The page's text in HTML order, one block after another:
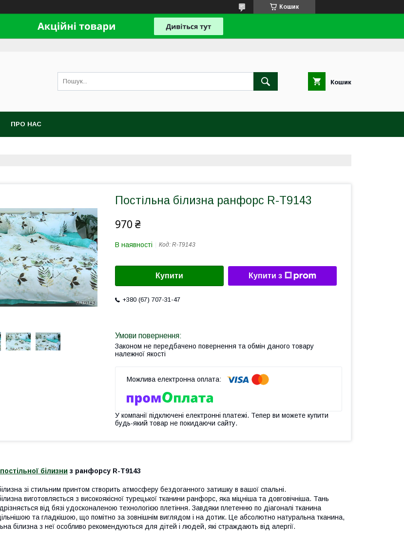
Кошик
Кошик
ПРО НАС
Постільна білизна ранфорс R-T9143
970 ₴
В наявності Код: R-T9143
Купити Купити з
+380 (67) 707-31-47
Законом не передбачено повернення та обмін даного товару
належної якості
У компанії підключені електронні платежі. Тепер ви можете купити
будь-який товар не покидаючи сайту.
білизни з ранфорсу R-T9143
зі стильним принтом створить атмосферу бездоганного затишку в вашої спальні.
виготовляється з високоякісної турецької тканини ранфорс, яка міцніша та довговічніша. Тань
від бязі удосконаленою технологією плетіння. Завдяки плетенню по діагоналі тканина
та гладкішою, що помітно за зовнішнім виглядом і на дотик. Це абсолютно натуральна тканина,
білизна з неї особливо рекомендуються для дітей і людей, які страждають від алергії.